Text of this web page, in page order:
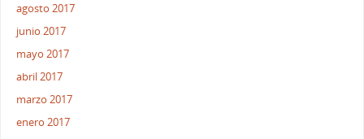
agosto 2017
junio 2017
mayo 2017
abril 2017
marzo 2017
enero 2017